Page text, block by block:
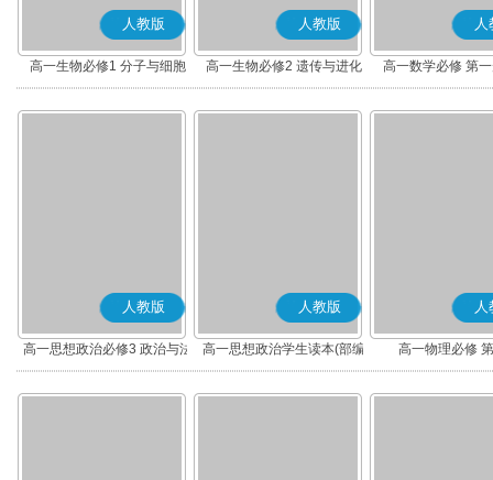
人教版
高一生物必修1 分子与细胞
人教版
高一生物必修2 遗传与进化
人
高一数学必修 第
人教版
高一思想政治必修3 政治与法
治(部编版)
人教版
高一思想政治学生读本(部编
版)
人
高一物理必修